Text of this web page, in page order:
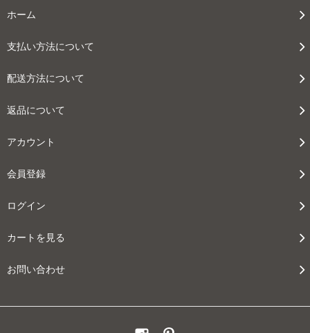
ホーム
支払い方法について
配送方法について
返品について
アカウント
会員登録
ログイン
カートを見る
お問い合わせ